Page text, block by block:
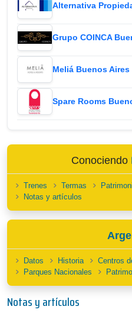
Alternativa
Grupo COINCA
Meliá Buenos Aires
Spare Rooms
Conociendo
Trenes Termas
Notas y artículos
Datos Historia Centros
Parques Nacionales
Notas y artículos